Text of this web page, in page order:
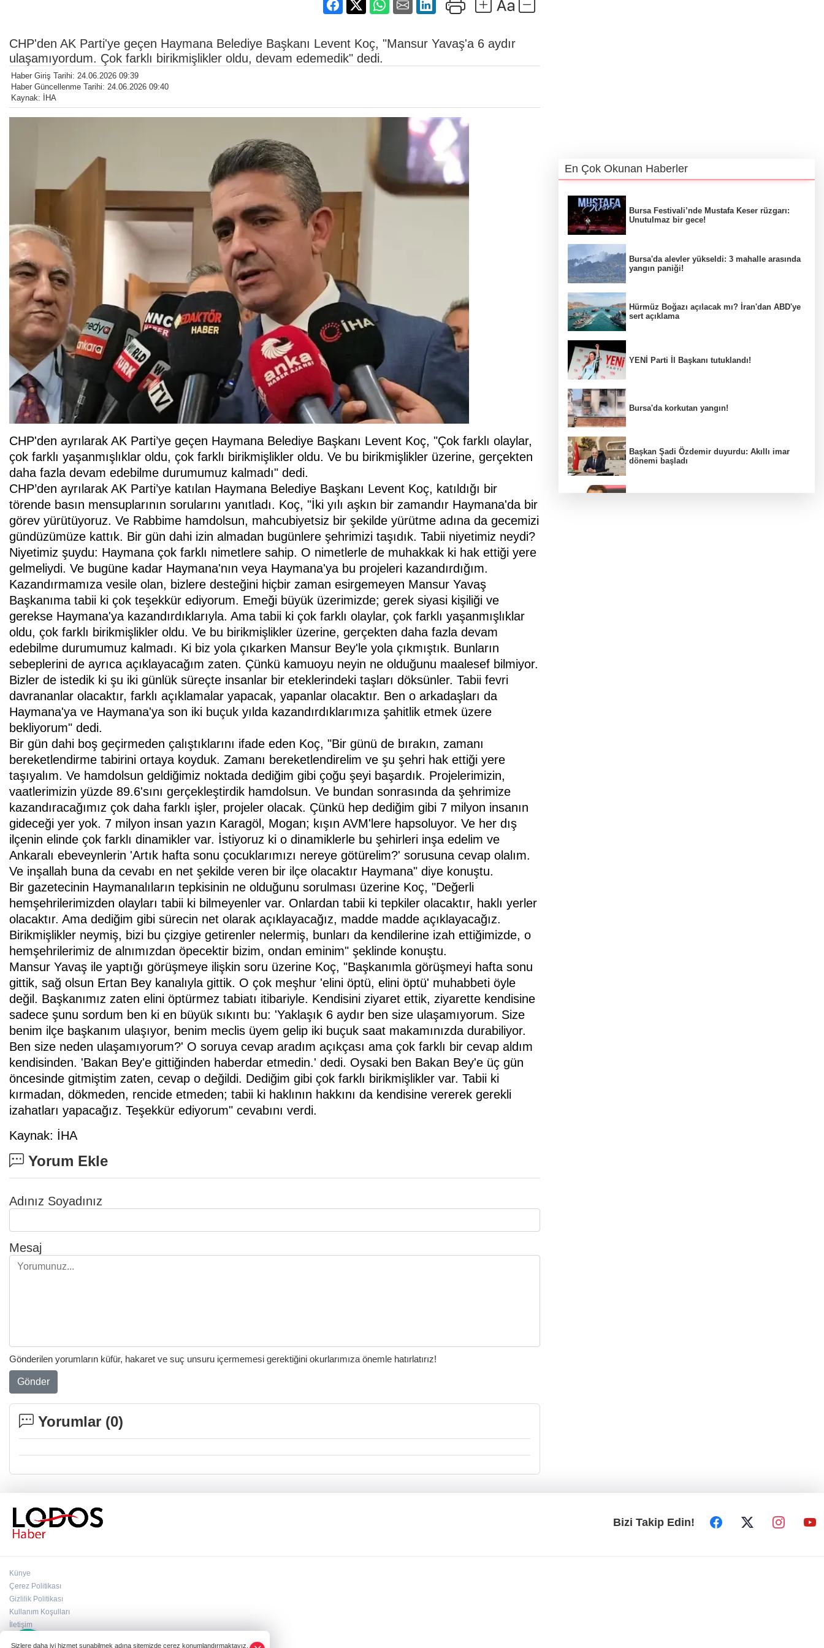
CHP'den AK Parti'ye geçen Haymana Belediye Başkanı Levent Koç, "Mansur Yavaş'a 6 aydır
ulaşamıyordum. Çok farklı birikmişlikler oldu, devam edemedik" dedi.
Haber Giriş Tarihi: 24.06.2026 09:39
Haber Güncellenme Tarihi: 24.06.2026 09:40
Kaynak: İHA
CHP'den ayrılarak AK Parti’ye geçen Haymana Belediye Başkanı Levent Koç, "Çok farklı olaylar,
çok farklı yaşanmışlıklar oldu, çok farklı birikmişlikler oldu. Ve bu birikmişlikler üzerine, gerçekten
daha fazla devam edebilme durumumuz kalmadı" dedi.
CHP’den ayrılarak AK Parti’ye katılan Haymana Belediye Başkanı Levent Koç, katıldığı bir
törende basın mensuplarının sorularını yanıtladı. Koç, "İki yılı aşkın bir zamandır Haymana'da bir
görev yürütüyoruz. Ve Rabbime hamdolsun, mahcubiyetsiz bir şekilde yürütme adına da gecemizi
gündüzümüze kattık. Bir gün dahi izin almadan bugünlere şehrimizi taşıdık. Tabii niyetimiz neydi?
Niyetimiz şuydu: Haymana çok farklı nimetlere sahip. O nimetlerle de muhakkak ki hak ettiği yere
gelmeliydi. Ve bugüne kadar Haymana'nın veya Haymana'ya bu projeleri kazandırdığım.
Kazandırmamıza vesile olan, bizlere desteğini hiçbir zaman esirgemeyen Mansur Yavaş
Başkanıma tabii ki çok teşekkür ediyorum. Emeği büyük üzerimizde; gerek siyasi kişiliği ve
gerekse Haymana'ya kazandırdıklarıyla. Ama tabii ki çok farklı olaylar, çok farklı yaşanmışlıklar
oldu, çok farklı birikmişlikler oldu. Ve bu birikmişlikler üzerine, gerçekten daha fazla devam
edebilme durumumuz kalmadı. Ki biz yola çıkarken Mansur Bey'le yola çıkmıştık. Bunların
sebeplerini de ayrıca açıklayacağım zaten. Çünkü kamuoyu neyin ne olduğunu maalesef bilmiyor.
Bizler de istedik ki şu iki günlük süreçte insanlar bir eteklerindeki taşları döksünler. Tabii fevri
davrananlar olacaktır, farklı açıklamalar yapacak, yapanlar olacaktır. Ben o arkadaşları da
Haymana'ya ve Haymana'ya son iki buçuk yılda kazandırdıklarımıza şahitlik etmek üzere
bekliyorum" dedi.
Bir gün dahi boş geçirmeden çalıştıklarını ifade eden Koç, "Bir günü de bırakın, zamanı
bereketlendirme tabirini ortaya koyduk. Zamanı bereketlendirelim ve şu şehri hak ettiği yere
taşıyalım. Ve hamdolsun geldiğimiz noktada dediğim gibi çoğu şeyi başardık. Projelerimizin,
vaatlerimizin yüzde 89.6'sını gerçekleştirdik hamdolsun. Ve bundan sonrasında da şehrimize
kazandıracağımız çok daha farklı işler, projeler olacak. Çünkü hep dediğim gibi 7 milyon insanın
gideceği yer yok. 7 milyon insan yazın Karagöl, Mogan; kışın AVM'lere hapsoluyor. Ve her dış
ilçenin elinde çok farklı dinamikler var. İstiyoruz ki o dinamiklerle bu şehirleri inşa edelim ve
Ankaralı ebeveynlerin 'Artık hafta sonu çocuklarımızı nereye götürelim?' sorusuna cevap olalım.
Ve inşallah buna da cevabı en net şekilde veren bir ilçe olacaktır Haymana" diye konuştu.
Bir gazetecinin Haymanalıların tepkisinin ne olduğunu sorulması üzerine Koç, "Değerli
hemşehrilerimizden olayları tabii ki bilmeyenler var. Onlardan tabii ki tepkiler olacaktır, haklı yerler
olacaktır. Ama dediğim gibi sürecin net olarak açıklayacağız, madde madde açıklayacağız.
Birikmişlikler neymiş, bizi bu çizgiye getirenler nelermiş, bunları da kendilerine izah ettiğimizde, o
hemşehrilerimiz de alnımızdan öpecektir bizim, ondan eminim" şeklinde konuştu.
Mansur Yavaş ile yaptığı görüşmeye ilişkin soru üzerine Koç, "Başkanımla görüşmeyi hafta sonu
gittik, sağ olsun Ertan Bey kanalıyla gittik. O çok meşhur 'elini öptü, elini öptü' muhabbeti öyle
değil. Başkanımız zaten elini öptürmez tabiatı itibariyle. Kendisini ziyaret ettik, ziyarette kendisine
sadece şunu sordum ben ki en büyük sıkıntı bu: 'Yaklaşık 6 aydır ben size ulaşamıyorum. Size
benim ilçe başkanım ulaşıyor, benim meclis üyem gelip iki buçuk saat makamınızda durabiliyor.
Ben size neden ulaşamıyorum?' O soruya cevap aradım açıkçası ama çok farklı bir cevap aldım
kendisinden. 'Bakan Bey'e gittiğinden haberdar etmedin.' dedi. Oysaki ben Bakan Bey'e üç gün
öncesinde gitmiştim zaten, cevap o değildi. Dediğim gibi çok farklı birikmişlikler var. Tabii ki
kırmadan, dökmeden, rencide etmeden; tabii ki haklının hakkını da kendisine vererek gerekli
izahatları yapacağız. Teşekkür ediyorum" cevabını verdi.
Kaynak: İHA
Yorum Ekle
Adınız Soyadınız
Mesaj
Gönderilen yorumların küfür, hakaret ve suç unsuru içermemesi gerektiğini okurlarımıza önemle hatırlatırız!
Gönder
Yorumlar (0)
En Çok Okunan Haberler
Bursa Festivali’nde Mustafa Keser rüzgarı:
Unutulmaz bir gece!
Bursa'da alevler yükseldi: 3 mahalle arasında
yangın paniği!
Hürmüz Boğazı açılacak mı? İran'dan ABD'ye
sert açıklama
YENİ Parti İl Başkanı tutuklandı!
Bursa'da korkutan yangın!
Başkan Şadi Özdemir duyurdu: Akıllı imar
dönemi başladı
Bizi Takip Edin!
Künye
Çerez Politikası
Gizlilik Politikası
Kullanım Koşulları
İletişim
Sizlere daha iyi hizmet sunabilmek adına sitemizde çerez konumlandırmaktayız.
Whatsapp×